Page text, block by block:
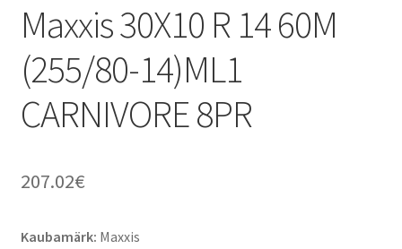
Maxxis 30X10 R 14 60M
(255/80-14)ML1
CARNIVORE 8PR
207.02€
Kaubamärk: Maxxis